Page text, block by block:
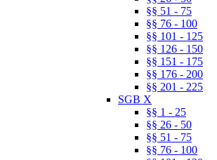
§§ 51 - 75
§§ 76 - 100
§§ 101 - 125
§§ 126 - 150
§§ 151 - 175
§§ 176 - 200
§§ 201 - 225
SGB X
§§ 1 - 25
§§ 26 - 50
§§ 51 - 75
§§ 76 - 100